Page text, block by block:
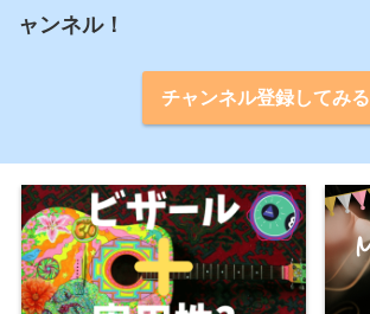
ャンネル！
チャンネル登録してみる